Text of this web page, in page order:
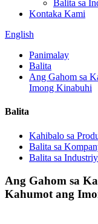
Balita sa
Kontaka Kami
English
Panimalay
Balita
Ang Gahom sa
Imong Kinabuhi
Balita
Kahibalo sa
Balita sa
Balita sa
Ang Gahom sa
Kahumot ang